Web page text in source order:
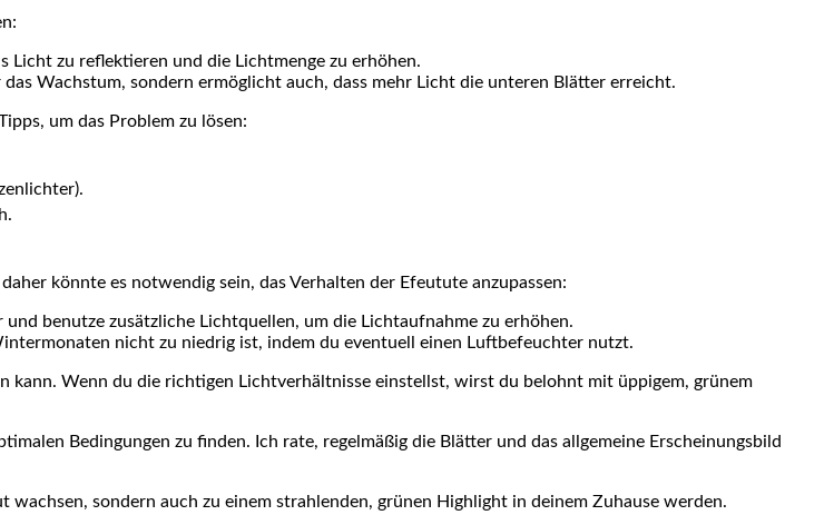
Licht zu reflektieren und die Lichtmenge zu erhöhen.
Wachstum, sondern ⁢ermöglicht auch, dass mehr Licht die‌ unteren Blätter erreicht.
um das Problem zu lösen:
könnte es notwendig sein, das Verhalten der Efeutute anzupassen:
benutze zusätzliche Lichtquellen, um die Lichtaufnahme zu erhöhen.
nicht zu niedrig ist, indem du eventuell einen Luftbefeuchter nutzt.
kann. Wenn du die richtigen Lichtverhältnisse einstellst, wirst du belohnt mit üppigem, grünem
Bedingungen zu finden. Ich rate, regelmäßig die Blätter und das allgemeine Erscheinungsbild
sondern auch zu einem strahlenden, grünen Highlight in deinem Zuhause⁢ werden.